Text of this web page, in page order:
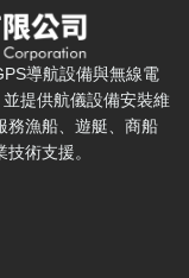
聯絡方式
導航設備與無線電
提供航儀設備安裝維
務漁船、遊艇、商船
術支援。